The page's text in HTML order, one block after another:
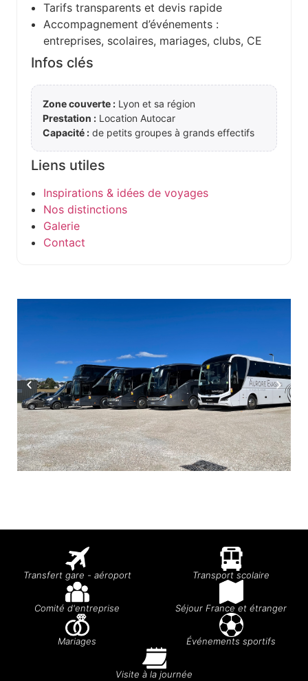
Tarifs transparents et devis rapide
Accompagnement d’événements :
entreprises, scolaires, mariages, clubs, CE
Infos clés
Zone couverte : Lyon et sa région
Prestation : Location Autocar
Capacité : de petits groupes à grands effectifs
Liens utiles
Inspirations & idées de voyages
Nos distinctions
Galerie
Contact
Transfert gare - aéroport Transport scolaire
Comité d'entreprise Séjour France et étranger
Mariages Événements sportifs
Visite à la journée